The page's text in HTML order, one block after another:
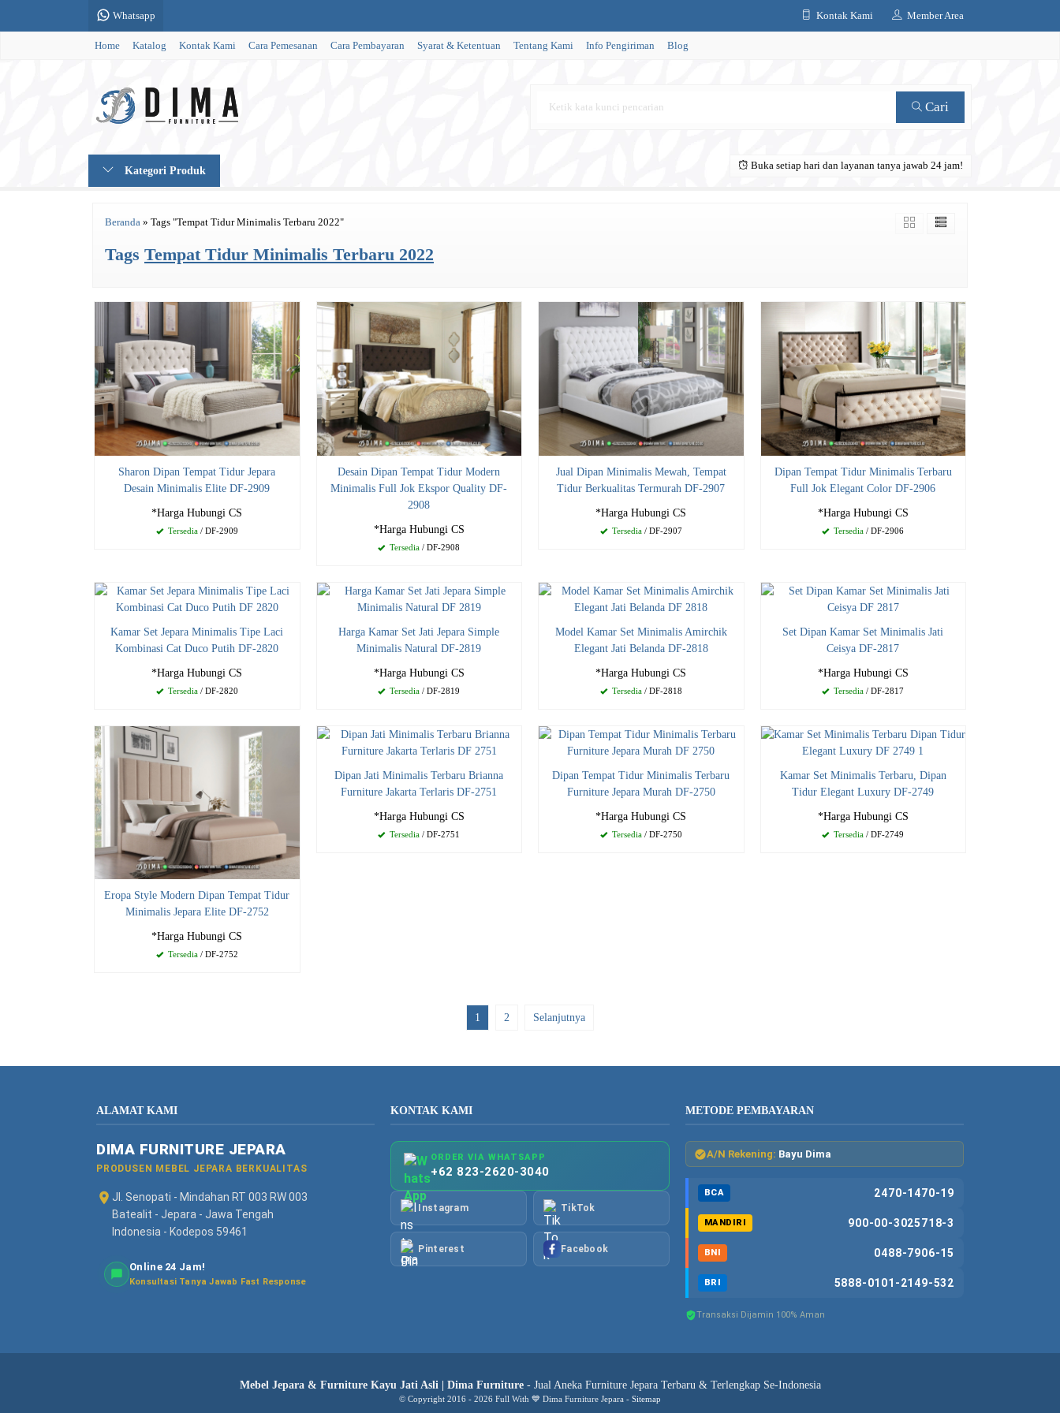
Whatsapp Kontak Kami Member Area
Home Katalog Kontak Kami Cara Pemesanan Cara Pembayaran Syarat & Ketentuan Tentang Kami Info Pengiriman Blog
Cari
Kategori Produk Buka setiap hari dan layanan tanya jawab 24 jam!
Beranda » Tags "Tempat Tidur Minimalis Terbaru 2022"
Tags Tempat Tidur Minimalis Terbaru 2022
Sharon Dipan Tempat Tidur Jepara
Desain Minimalis Elite DF-2909
*Harga Hubungi CS
Tersedia/ DF-2909
Desain Dipan Tempat Tidur Modern
Minimalis Full Jok Ekspor Quality DF-
2908
*Harga Hubungi CS
Tersedia / DF-2908
Jual Dipan Minimalis Mewah, Tempat
Tidur Berkualitas Termurah DF-2907
*Harga Hubungi CS
Tersedia/ DF-2907
Dipan Tempat Tidur Minimalis Terbaru
Full Jok Elegant Color DF-2906
*Harga Hubungi CS
Tersedia / DF-2906
Kamar Set Jepara Minimalis Tipe Laci
Kombinasi Cat Duco Putih DF-2820
*Harga Hubungi CS
Tersedia/ DF-2820
Harga Kamar Set Jati Jepara Simple
Minimalis Natural DF-2819
*Harga Hubungi CS
Tersedia / DF-2819
Model Kamar Set Minimalis Amirchik
Elegant Jati Belanda DF-2818
*Harga Hubungi CS
Tersedia/ DF-2818
Set Dipan Kamar Set Minimalis Jati
Ceisya DF-2817
*Harga Hubungi CS
Tersedia / DF-2817
Eropa Style Modern Dipan Tempat Tidur
Minimalis Jepara Elite DF-2752
*Harga Hubungi CS
Tersedia/ DF-2752
Dipan Jati Minimalis Terbaru Brianna
Furniture Jakarta Terlaris DF-2751
*Harga Hubungi CS
Tersedia / DF-2751
Dipan Tempat Tidur Minimalis Terbaru
Furniture Jepara Murah DF-2750
*Harga Hubungi CS
Tersedia/ DF-2750
Kamar Set Minimalis Terbaru, Dipan
Tidur Elegant Luxury DF-2749
*Harga Hubungi CS
Tersedia / DF-2749
1 2 Selanjutnya
ALAMAT KAMI
DIMA FURNITURE JEPARA
PRODUSEN MEBEL JEPARA BERKUALITAS
Jl. Senopati - Mindahan RT 003 RW 003
Batealit - Jepara - Jawa Tengah
Indonesia - Kodepos 59461
Online 24 Jam!
Konsultasi Tanya Jawab Fast Response
KONTAK KAMI
ORDER VIA WHATSAPP
+62 823-2620-3040
Instagram TikTok
Pinterest Facebook
METODE PEMBAYARAN
A/N Rekening: Bayu Dima
BCA 2470-1470-19
MANDIRI 900-00-3025718-3
BNI 0488-7906-15
BRI 5888-0101-2149-532
Transaksi Dijamin 100% Aman
Mebel Jepara & Furniture Kayu Jati Asli | Dima Furniture- Jual Aneka Furniture Jepara Terbaru & Terlengkap Se-Indonesia
© Copyright 2016 - 2026 Full With 💙 Dima Furniture Jepara - Sitemap